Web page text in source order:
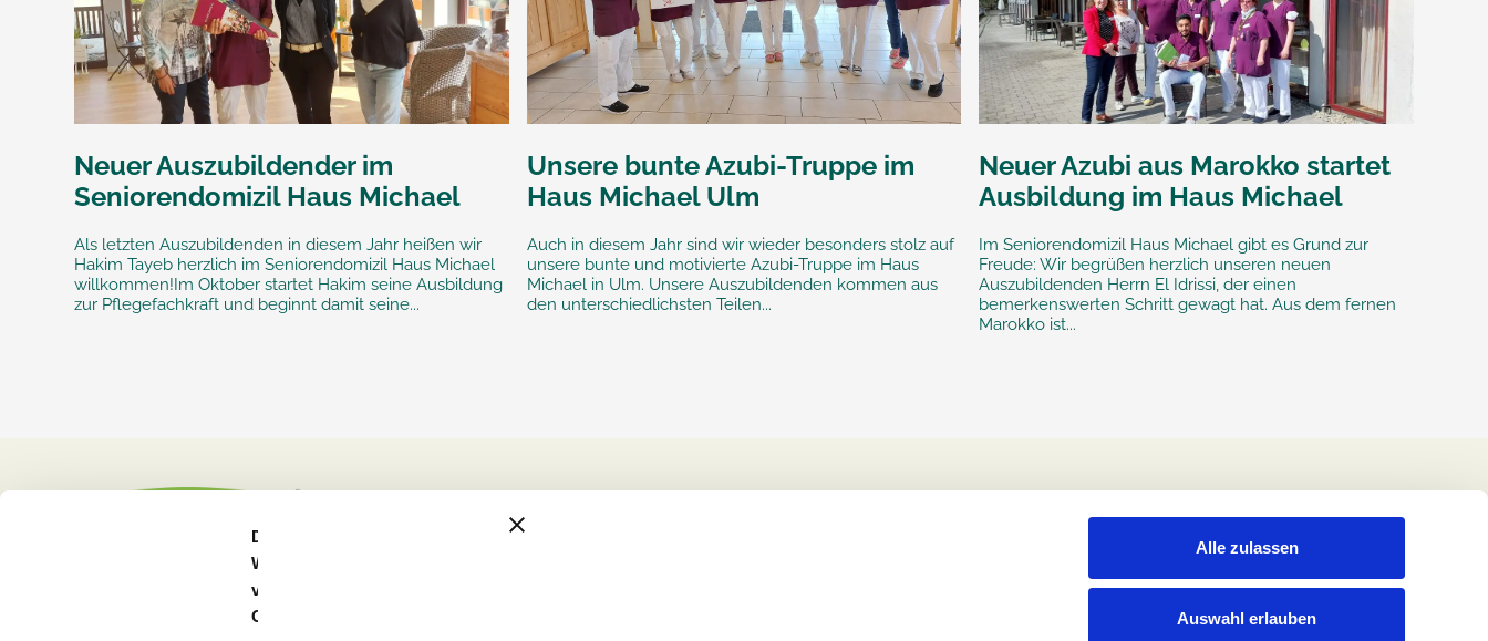
Diese
Webseite
verwendet
Cookies
Alle zulassen
Auswahl erlauben
Neuer Auszubildender im
Seniorendomizil Haus Michael
Als letzten Auszubildenden in diesem Jahr heißen wir
Hakim Tayeb herzlich im Seniorendomizil Haus Michael
willkommen!Im Oktober startet Hakim seine Ausbildung
zur Pflegefachkraft und beginnt damit seine...
Unsere bunte Azubi-Truppe im
Haus Michael Ulm
Auch in diesem Jahr sind wir wieder besonders stolz auf
unsere bunte und motivierte Azubi-Truppe im Haus
Michael in Ulm. Unsere Auszubildenden kommen aus
den unterschiedlichsten Teilen...
Neuer Azubi aus Marokko startet
Ausbildung im Haus Michael
Im Seniorendomizil Haus Michael gibt es Grund zur
Freude: Wir begrüßen herzlich unseren neuen
Auszubildenden Herrn El Idrissi, der einen
bemerkenswerten Schritt gewagt hat. Aus dem fernen
Marokko ist...